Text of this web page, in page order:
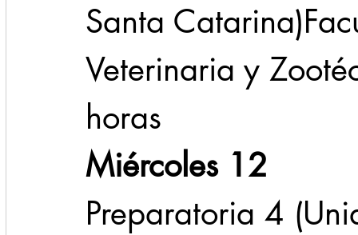
Santa
Veterinaria y
horas
Miércoles 12
Preparatoria 4